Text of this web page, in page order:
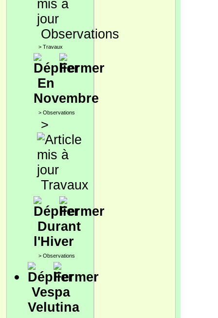
Observations
> Travaux
En
Novembre
> Observations
>
Travaux
Durant
l'Hiver
> Observations
Vespa
Velutina